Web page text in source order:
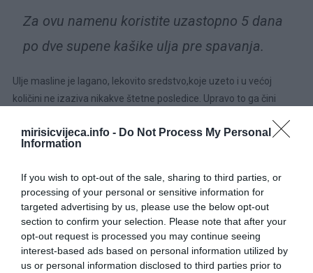
mirisicvijeca.info - Do Not Process My Personal
Information
If you wish to opt-out of the sale, sharing to third parties, or
processing of your personal or sensitive information for
targeted advertising by us, please use the below opt-out
section to confirm your selection. Please note that after your
opt-out request is processed you may continue seeing
interest-based ads based on personal information utilized by
us or personal information disclosed to third parties prior to
Za ovu namenu koristite uzastopno 5 dana
po dve supene kašike ulja pre spavanja.
Ulje masline je lagano, lekovito sredstvo,koje uzeto i u većoj
količini ne izaziva nikakve štetne posledice. Upravo to ga čini
Recept protiv zatvora za čišćenje creva
Rešite jednom za svagda problem sa opstipacijom i neredovnom
tvrdom stolicom.
Uzimajte odmah izjutra 2 supene kašike
maslinovog ulja na prazan stomak. Deca